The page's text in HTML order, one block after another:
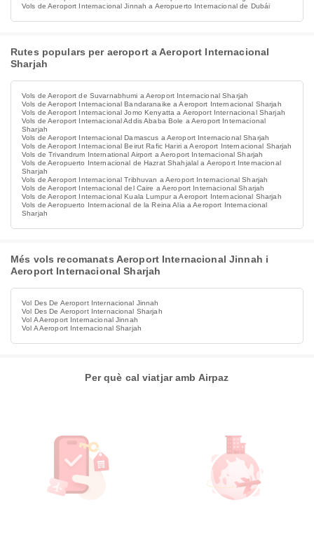
Vols de Aeroport Internacional Jinnah a Aeropuerto Internacional de Dubái
Rutes populars per aeroport a Aeroport Internacional
Sharjah
Vols de Aeroport de Suvarnabhumi a Aeroport Internacional Sharjah
Vols de Aeroport Internacional Bandaranaike a Aeroport Internacional Sharjah
Vols de Aeroport Internacional Jomo Kenyatta a Aeroport Internacional Sharjah
Vols de Aeroport Internacional Addis Ababa Bole a Aeroport Internacional
Sharjah
Vols de Aeroport Internacional Damascus a Aeroport Internacional Sharjah
Vols de Aeroport Internacional Beirut Rafic Hariri a Aeroport Internacional Sharjah
Vols de Trivandrum International Airport a Aeroport Internacional Sharjah
Vols de Aeropuerto Internacional de Hazrat Shahjalal a Aeroport Internacional
Sharjah
Vols de Aeroport Internacional Tribhuvan a Aeroport Internacional Sharjah
Vols de Aeroport Internacional del Caire a Aeroport Internacional Sharjah
Vols de Aeroport Internacional Kuala Lumpur a Aeroport Internacional Sharjah
Vols de Aeropuerto Internacional de la Reina Alia a Aeroport Internacional
Sharjah
Més vols recomanats Aeroport Internacional Jinnah i
Aeroport Internacional Sharjah
Vol Des De Aeroport Internacional Jinnah
Vol Des De Aeroport Internacional Sharjah
Vol A Aeroport Internacional Jinnah
Vol A Aeroport Internacional Sharjah
Per què cal viatjar amb Airpaz